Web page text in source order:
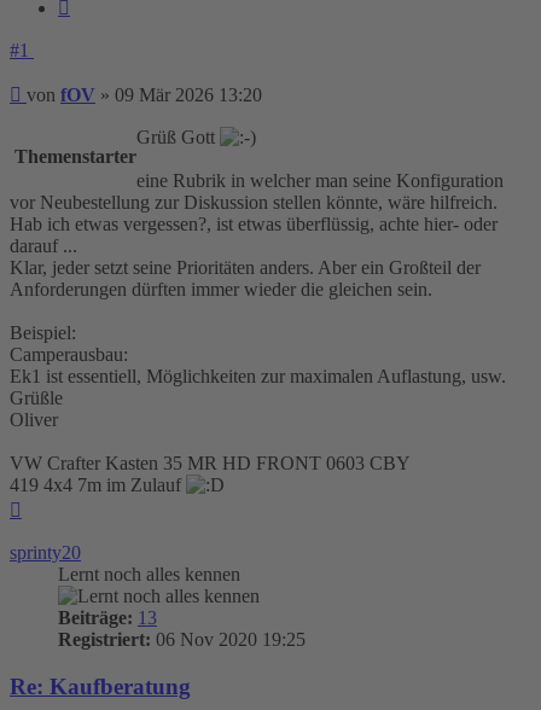
#1
Beitrag
von fOV » 09 Mär 2026 13:20
Themenstarter
Grüß Gott
eine Rubrik in welcher man seine Konfiguration
vor Neubestellung zur Diskussion stellen könnte, wäre hilfreich.
Hab ich etwas vergessen?, ist etwas überflüssig, achte hier- oder
darauf ...
Klar, jeder setzt seine Prioritäten anders. Aber ein Großteil der
Anforderungen dürften immer wieder die gleichen sein.
Beispiel:
Camperausbau:
Ek1 ist essentiell, Möglichkeiten zur maximalen Auflastung, usw.
Grüßle
Oliver
VW Crafter Kasten 35 MR HD FRONT 0603 CBY
419 4x4 7m im Zulauf
sprinty20
Lernt noch alles kennen
Beiträge: 13
Registriert: 06 Nov 2020 19:25
Re: Kaufberatung